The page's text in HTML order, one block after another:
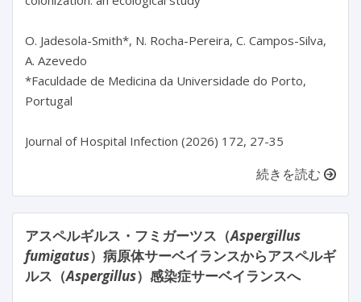
O. Jadesola-Smith*, N. Rocha-Pereira, C. Campos-Silva,
A. Azevedo
*Faculdade de Medicina da Universidade do Porto,
Portugal
続きを読む
アスペルギルス・フミガーツス（Aspergillus
fumigatus）病原体サーベイランスからアスペルギ
ルス（Aspergillus）感染症サーベイランスへ